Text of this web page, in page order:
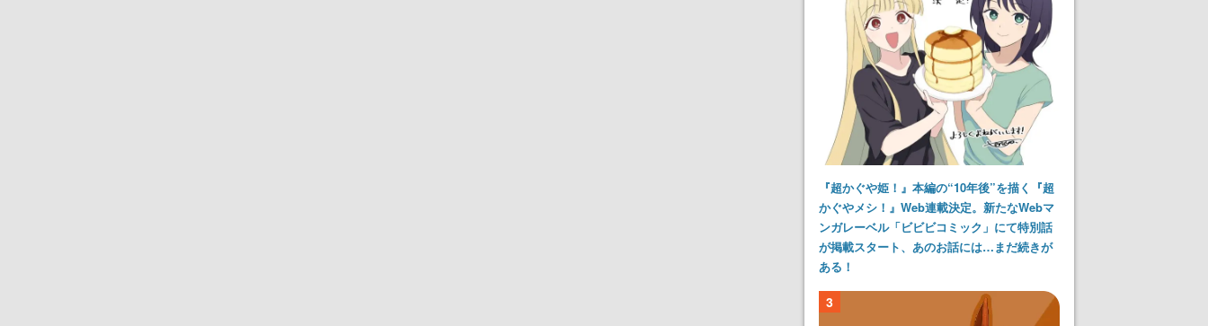
『超かぐや姫！』本編の“10年後”を描く『超
かぐやメシ！』Web連載決定。新たなWebマ
ンガレーベル「ビビビコミック」にて特別話
が掲載スタート、あのお話には…まだ続きが
ある！
3